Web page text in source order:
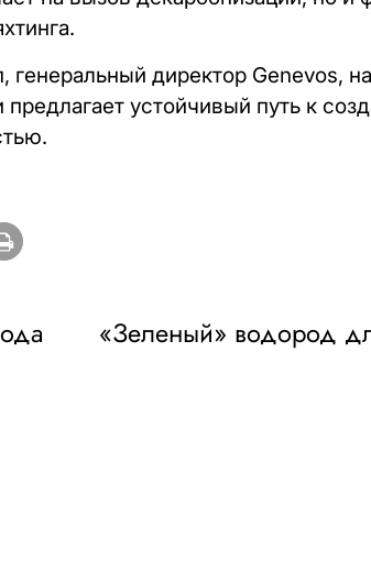
генеральный директор Genevos,
устойчивый путь к
«Зеленый» водород